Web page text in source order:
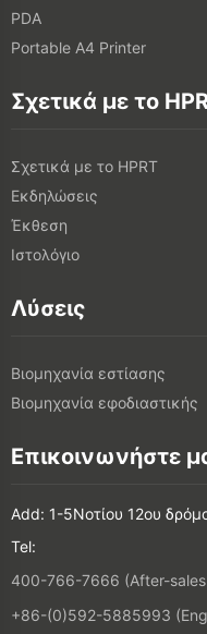
PDA
Portable A4 Printer
Σχετικά με το
Σχετικά με το HPRT
Εκδηλώσεις
Έκθεση
Ιστολόγιο
Λύσεις
Βιομηχανία εστίασης
Βιομηχανία εφοδιαστικής
Επικοινωνήστε
Add: 1-5Νοτίου 12ου
Tel:
400-766-7666 (After-
+86-(0)592-5885993